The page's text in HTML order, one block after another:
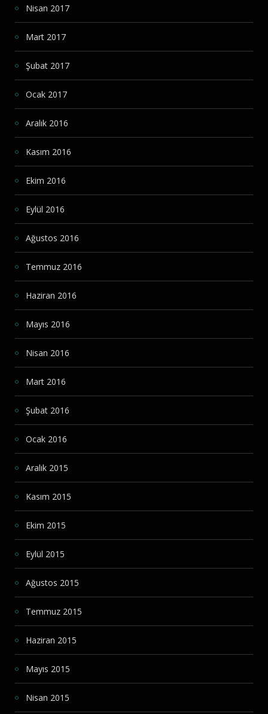
Nisan 2017
Mart 2017
Şubat 2017
Ocak 2017
Aralık 2016
Kasım 2016
Ekim 2016
Eylül 2016
Ağustos 2016
Temmuz 2016
Haziran 2016
Mayıs 2016
Nisan 2016
Mart 2016
Şubat 2016
Ocak 2016
Aralık 2015
Kasım 2015
Ekim 2015
Eylül 2015
Ağustos 2015
Temmuz 2015
Haziran 2015
Mayıs 2015
Nisan 2015